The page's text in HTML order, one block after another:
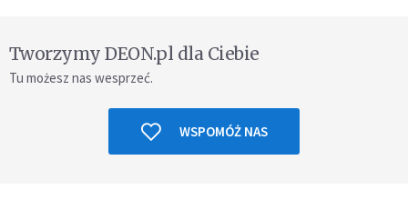
Tworzymy DEON.pl dla Ciebie
Tu możesz nas wesprzeć.
WSPOMÓŻ NAS